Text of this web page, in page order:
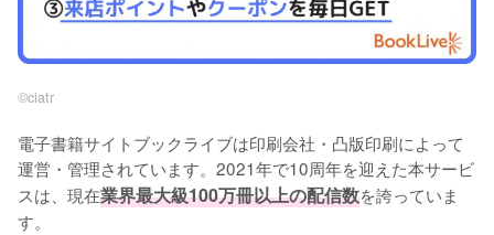
©︎ciatr
電子書籍サイトブックライブは印刷会社・凸版印刷によって
運営・管理されています。2021年で10周年を迎えた本サービ
スは、現在業界最大級100万冊以上の配信数を誇っていま
す。